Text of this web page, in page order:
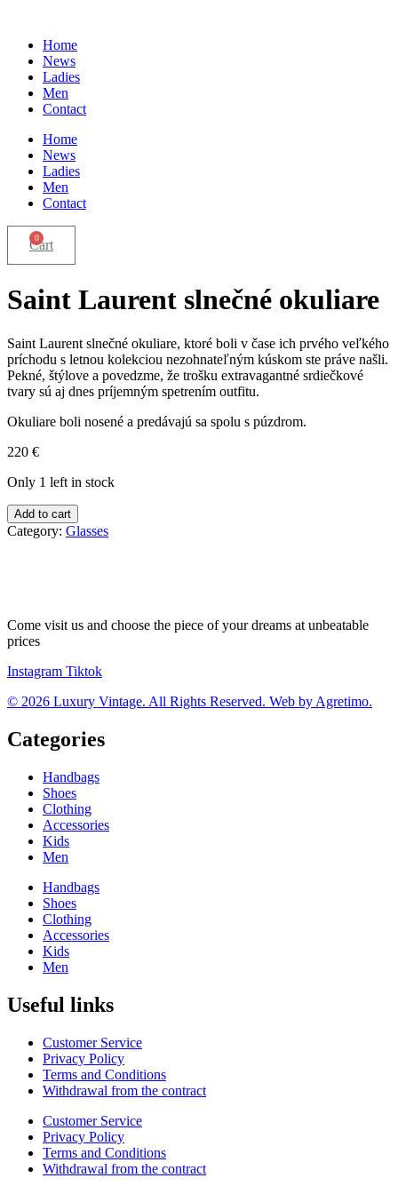
contentHome
News
Ladies
Men
Contact
Home
News
Ladies
Men
Contact
0
Cart
Saint Laurent slnečné okuliare
Saint Laurent slnečné okuliare, ktoré boli v čase ich prvého veľkého
príchodu s letnou kolekciou nezohnateľným kúskom ste práve našli.
Pekné, štýlove a povedzme, že trošku extravagantné srdiečkové
tvary sú aj dnes príjemným spetrením outfitu.
Okuliare boli nosené a predávajú sa spolu s púzdrom.
220 €
Only 1 left in stock
Saint
Laurent
slnečné
Add to cart
Category: Glasses
Come visit us and choose the piece of your dreams at unbeatable
prices
Instagram Tiktok
© 2026 Luxury Vintage. All Rights Reserved. Web by Agretimo.
Categories
Handbags
Shoes
Clothing
Accessories
Kids
Men
Handbags
Shoes
Clothing
Accessories
Kids
Men
Useful links
Customer Service
Privacy Policy
Terms and Conditions
Withdrawal from the contract
Customer Service
Privacy Policy
Terms and Conditions
Withdrawal from the contract